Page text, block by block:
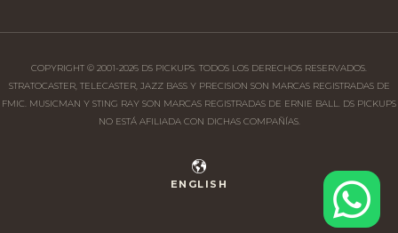
COPYRIGHT © 2001-2026 DS PICKUPS. TODOS LOS DERECHOS RESERVADOS.
STRATOCASTER, TELECASTER, JAZZ BASS Y PRECISION SON MARCAS REGISTRADAS DE
FMIC. MUSICMAN Y STING RAY SON MARCAS REGISTRADAS DE ERNIE BALL. DS PICKUPS
NO ESTÁ AFILIADA CON DICHAS COMPAÑÍAS.
ENGLISH